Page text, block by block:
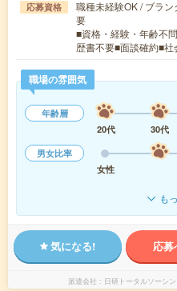
応募資格
職種未経験OK / ブラ
要
■資格・経験・年齢不
歴書不要■面談確約■
職場の雰囲気
年齢層
20代
30代
男女比率
女性
も
気になる! 応
派遣会社 日研トータルソーシ